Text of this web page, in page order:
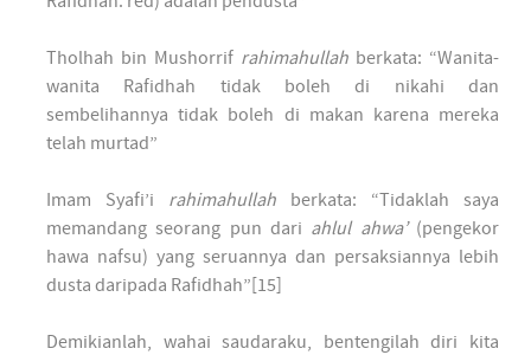
Tholhah bin Mushorrif rahimahullah berkata: “Wanita-
wanita Rafidhah tidak boleh di nikahi dan
sembelihannya tidak boleh di makan karena mereka
telah murtad”
Imam Syafi’i rahimahullah berkata: “Tidaklah saya
memandang seorang pun dari ahlul ahwa’(pengekor
hawa nafsu) yang seruannya dan persaksiannya lebih
dusta daripada Rafidhah”[15]
Demikianlah, wahai saudaraku, bentengilah diri kita